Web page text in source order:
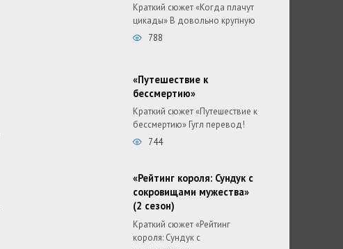
Краткий сюжет «Когда плачут
цикады» В довольно крупную
788
«Путешествие к
бессмертию»
Краткий сюжет «Путешествие к
бессмертию» Гугл перевод!
744
«Рейтинг короля: Сундук с
сокровищами мужества»
(2 сезон)
Краткий сюжет «Рейтинг
короля: Сундук с